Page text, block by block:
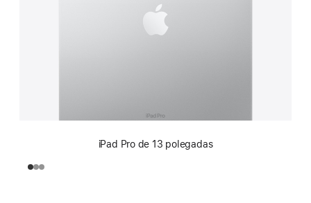
iPad Pro de 13 polegadas